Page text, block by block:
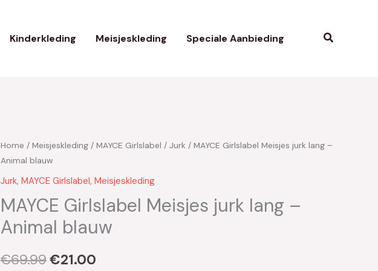
Kinderkleding Meisjeskleding Speciale Aanbieding Zoeken
Home / Meisjeskleding / MAYCE Girlslabel / Jurk / MAYCE Girlslabel Meisjes jurk lang –
Animal blauw
Jurk, MAYCE Girlslabel, Meisjeskleding
MAYCE Girlslabel Meisjes jurk lang –
Animal blauw
€69.99
Oorspronkelijke
prijs
was:
€69.99.
€21.00
Huidige
prijs
is:
€21.00.